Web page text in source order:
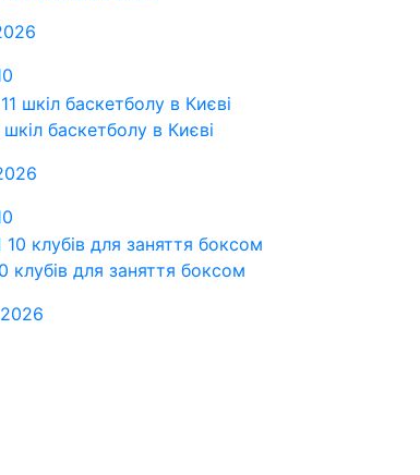
шкіл баскетболу в Києві
клубів для заняття боксом